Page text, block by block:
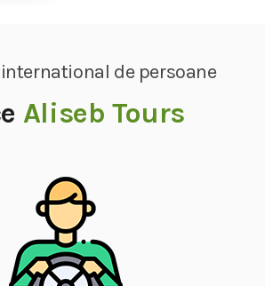
de persoane
Aliseb Tours